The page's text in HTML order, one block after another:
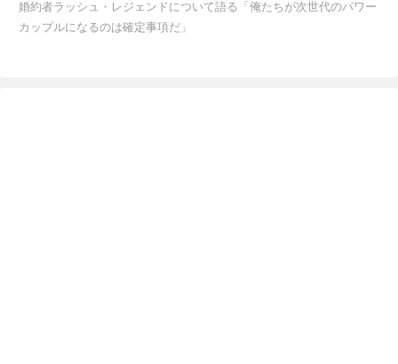
婚約者ラッシュ・レジェンドについて語る「俺たちが次世代のパワー
カップルになるのは確定事項だ」